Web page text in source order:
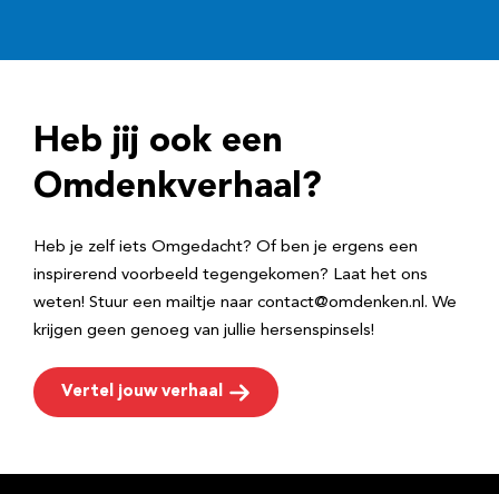
r
e
Heb jij ook een
Omdenkverhaal?
Heb je zelf iets Omgedacht? Of ben je ergens een
inspirerend voorbeeld tegengekomen? Laat het ons
weten! Stuur een mailtje naar contact@omdenken.nl. We
krijgen geen genoeg van jullie hersenspinsels!
Vertel jouw verhaal